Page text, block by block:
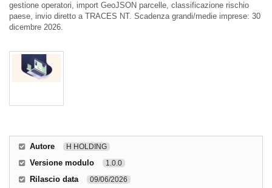
gestione operatori, import GeoJSON parcelle, classificazione rischio
paese, invio diretto a TRACES NT. Scadenza grandi/medie imprese: 30
dicembre 2026.
Autore H HOLDING
Versione modulo 1.0.0
Rilascio data 09/06/2026